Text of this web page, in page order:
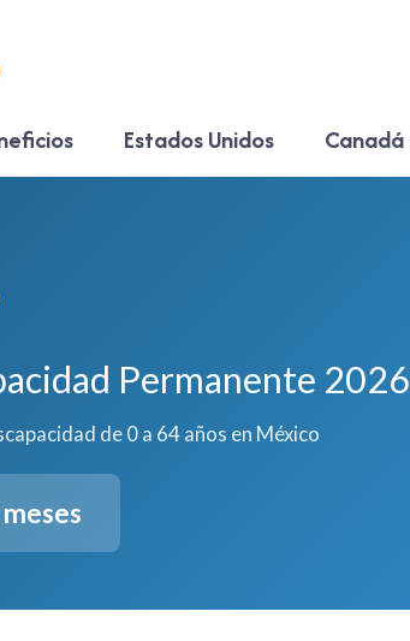
Estados Unidos Canadá
Permanente 2026
de 0 a 64 años en México